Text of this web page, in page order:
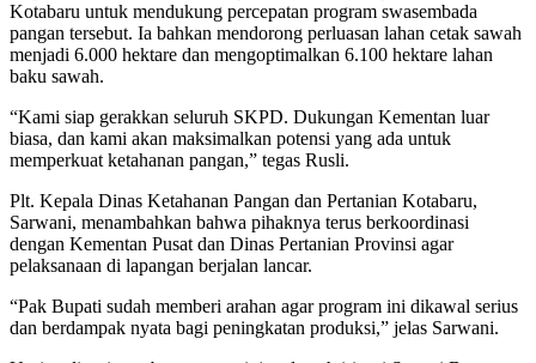
Kotabaru untuk mendukung percepatan program swasembada
pangan tersebut. Ia bahkan mendorong perluasan lahan cetak sawah
menjadi 6.000 hektare dan mengoptimalkan 6.100 hektare lahan
baku sawah.
“Kami siap gerakkan seluruh SKPD. Dukungan Kementan luar
biasa, dan kami akan maksimalkan potensi yang ada untuk
memperkuat ketahanan pangan,” tegas Rusli.
Plt. Kepala Dinas Ketahanan Pangan dan Pertanian Kotabaru,
Sarwani, menambahkan bahwa pihaknya terus berkoordinasi
dengan Kementan Pusat dan Dinas Pertanian Provinsi agar
pelaksanaan di lapangan berjalan lancar.
“Pak Bupati sudah memberi arahan agar program ini dikawal serius
dan berdampak nyata bagi peningkatan produksi,” jelas Sarwani.